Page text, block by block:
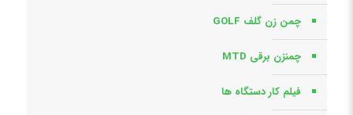
چمن زن گلف GOLF
چمنزن برقی MTD
فیلم کار دستگاه ها